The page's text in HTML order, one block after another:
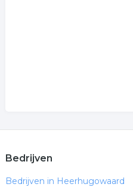
Bedrijven
Bedrijven in Heerhugowaard